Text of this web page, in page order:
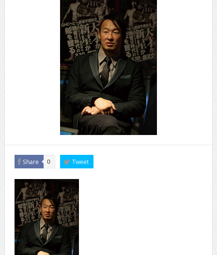
CINEMA×STYLE 286号
CINEMA×STYLE 285号
CINEMA×STYLE 294号
Share 0 Tweet